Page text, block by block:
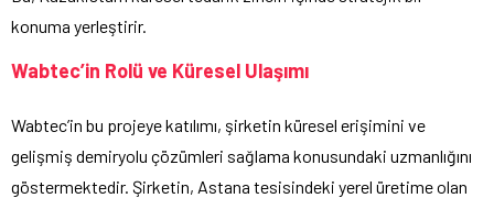
konuma yerleştirir.
Wabtec’in Rolü ve Küresel Ulaşımı
Wabtec’in bu projeye katılımı, şirketin küresel erişimini ve
gelişmiş demiryolu çözümleri sağlama konusundaki uzmanlığını
göstermektedir. Şirketin, Astana tesisindeki yerel üretime olan